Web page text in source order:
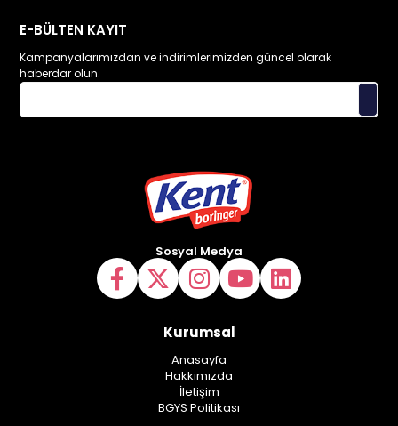
E-BÜLTEN KAYIT
Kampanyalarımızdan ve indirimlerimizden güncel olarak
haberdar olun.
Sosyal Medya
Kurumsal
Anasayfa
Hakkımızda
İletişim
BGYS Politikası